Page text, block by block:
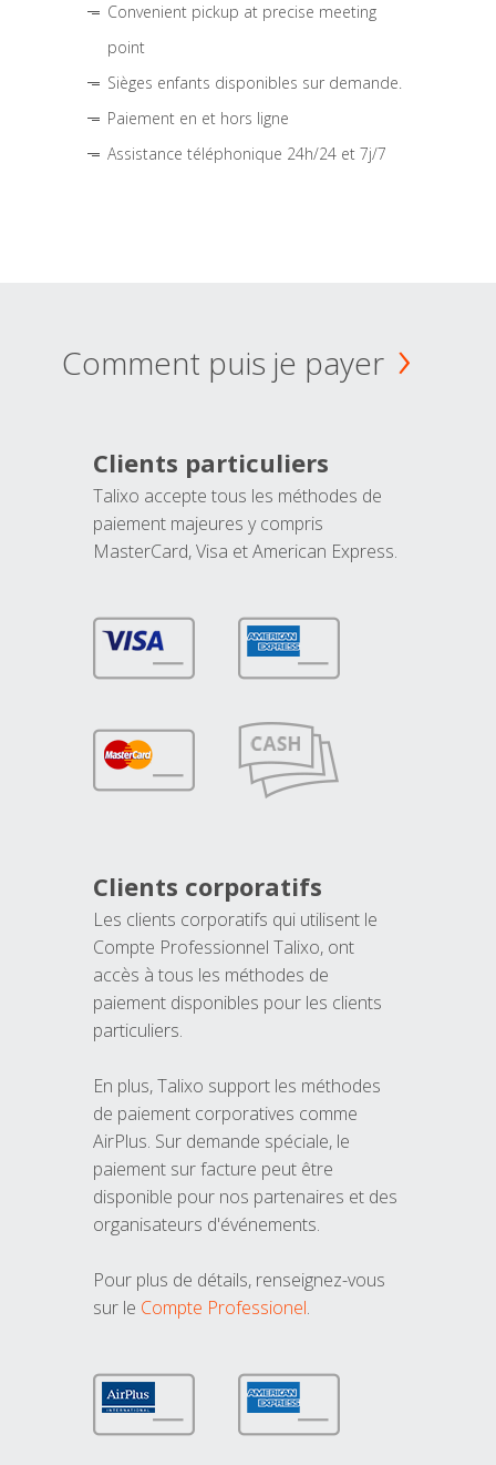
Convenient pickup at precise meeting
point
Sièges enfants disponibles sur demande.
Paiement en et hors ligne
Assistance téléphonique 24h/24 et 7j/7
Comment puis je payer
Clients particuliers
Talixo accepte tous les méthodes de
paiement majeures y compris
MasterCard, Visa et American Express.
Clients corporatifs
Les clients corporatifs qui utilisent le
Compte Professionnel Talixo, ont
accès à tous les méthodes de
paiement disponibles pour les clients
particuliers.
En plus, Talixo support les méthodes
de paiement corporatives comme
AirPlus. Sur demande spéciale, le
paiement sur facture peut être
disponible pour nos partenaires et des
organisateurs d'événements.
Pour plus de détails, renseignez-vous
sur le Compte Professionel.